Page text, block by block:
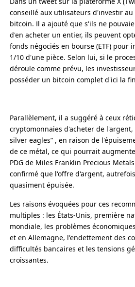
conseillé aux utilisateurs d'investir
bitcoin. Il a ajouté que s'ils ne
d'en acheter un entier, ils peuvent
fonds négociés en bourse (ETF) pour
1/10 d'une pièce. Selon lui, si le
déroule comme prévu, les
posséder un bitcoin complet d'ici la
Parallèlement, il a suggéré à ceux
cryptomonnaies d'acheter de l'argent,
silver eagles” , en raison de
de ce métal, ce qui pourrait
PDG de Miles Franklin Precious
confirmé que l'offre d'argent,
quasiment épuisée.
Les raisons évoquées pour ces
multiples : les États-Unis, première
mondiale, les problèmes
et en Allemagne, l'endettement des
difficultés bancaires et les tensions
croissantes.